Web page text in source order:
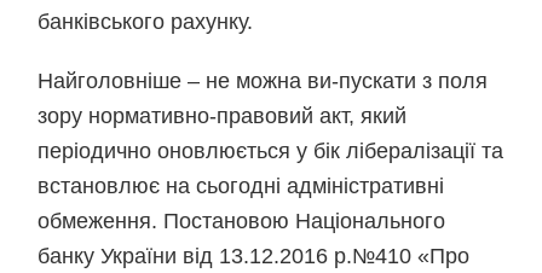
банківського рахунку.
Найголовніше – не можна ви-пускати з поля
зору нормативно-правовий акт, який
періодично оновлюється у бік лібералізації та
встановлює на сьогодні адміністративні
обмеження. Постановою Національного
банку України від 13.12.2016 р.№410 «Про